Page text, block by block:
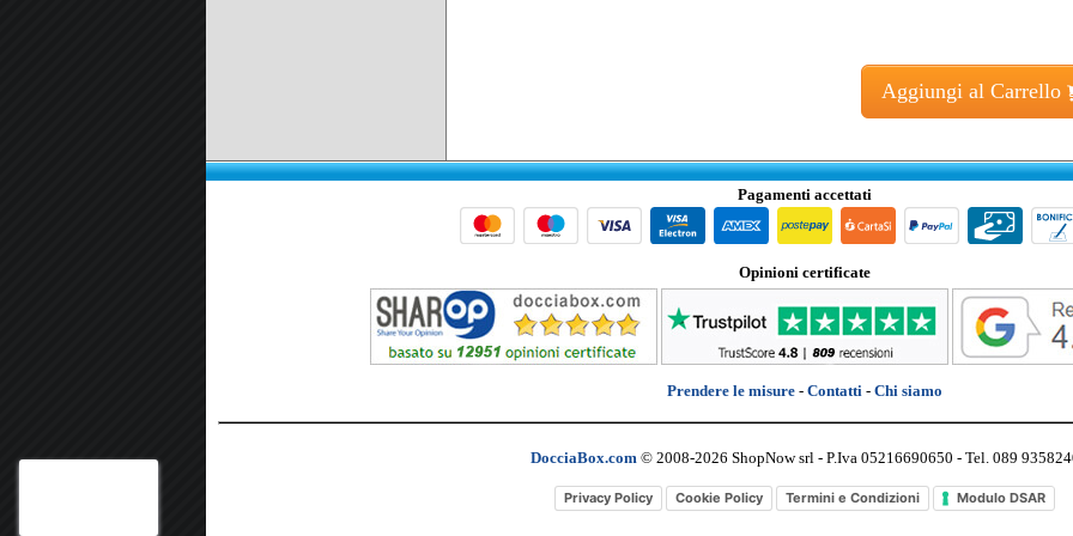
Aggiungi al Carrello
Pagamenti accettati
Opinioni certificate
Prendere le misure - Contatti - Chi siamo
DocciaBox.com © 2008-2026 ShopNow srl - P.Iva 05216690650 - Tel. 089
Privacy Policy Cookie Policy Termini e Condizioni Modulo DSAR